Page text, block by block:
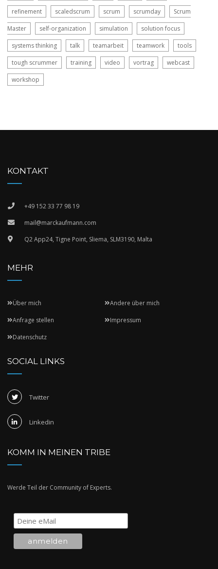
refinement scaledscrum scrum scrumday Scrum
Master self-organization simulation solution focus
systems thinking talk teamarbeit teamwork tools
tough scrummer training video vortrag webcast
workshop
KONTAKT
+49 152 33 77 98 19
mail@marckaufmann.com
Q2 App24, Tigne Point, Sliema, SLM3190, Malta
MEHR
Über mich Andere über mich
Anfrage stellen Impressum
Datenschutz
SOCIAL LINKS
Twitter
Linkedin
KOMM IN MEINEN TRIBE
Werde Teil der Community of Experts.